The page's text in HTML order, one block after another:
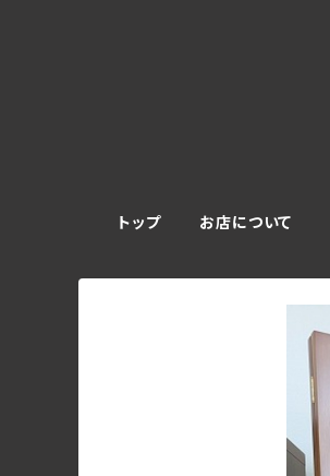
トップ お店について